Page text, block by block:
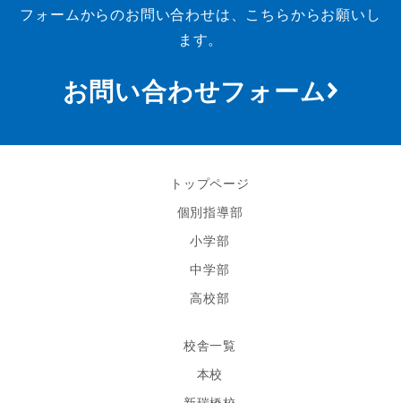
フォームからのお問い合わせは、こちらからお願いし
ます。
お問い合わせフォーム
トップページ
個別指導部
小学部
中学部
高校部
校舎一覧
本校